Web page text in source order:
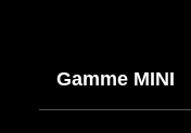
Gamme MINI